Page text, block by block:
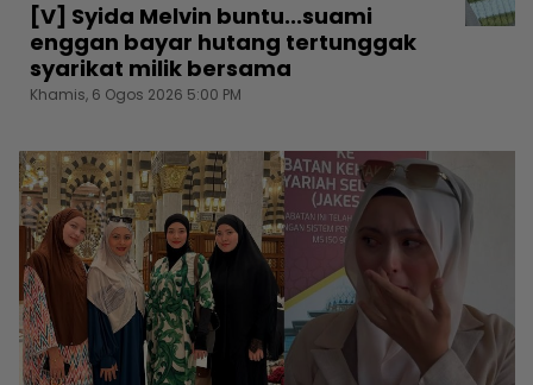
[V] Syida Melvin buntu...suami
enggan bayar hutang tertunggak
syarikat milik bersama
Khamis, 6 Ogos 2026 5:00 PM